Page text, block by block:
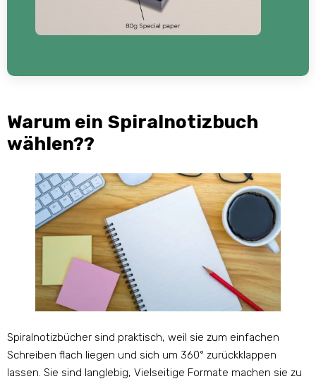
Warum ein Spiralnotizbuch
wählen??
Spiralnotizbücher sind praktisch, weil sie zum einfachen
Schreiben flach liegen und sich um 360° zurückklappen
lassen. Sie sind langlebig, Vielseitige Formate machen sie zu